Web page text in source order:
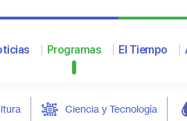
Programas El Tiempo
Ciencia y Tecnología